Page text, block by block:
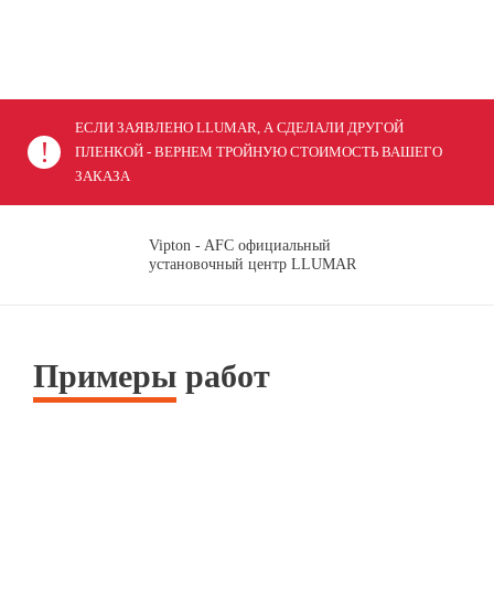
ЕСЛИ ЗАЯВЛЕНО LLUMAR, А СДЕЛАЛИ ДРУГОЙ
ПЛЕНКОЙ - ВЕРНЕМ ТРОЙНУЮ СТОИМОСТЬ ВАШЕГО
ЗАКАЗА
Vipton - AFC официальный
установочный центр LLUMAR
Примеры работ